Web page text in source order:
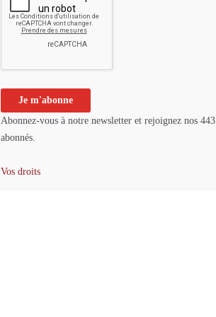
Abonnez-vous à notre newsletter et rejoignez nos 443
abonnés.
Vos droits